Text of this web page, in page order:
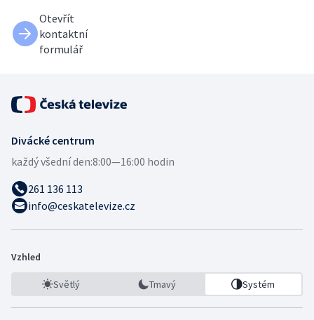
Otevřít
kontaktní
formulář
Divácké centrum
každý všední den:8:00—16:00 hodin
261 136 113
info@ceskatelevize.cz
Vzhled
Světlý Tmavý Systém